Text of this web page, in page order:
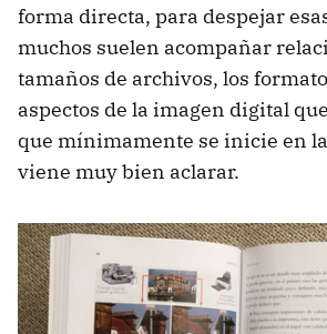
forma directa, para despejar
muchos suelen acompañar
tamaños de archivos, los
aspectos de la imagen digital
que mínimamente se inicie en
viene muy bien aclarar.